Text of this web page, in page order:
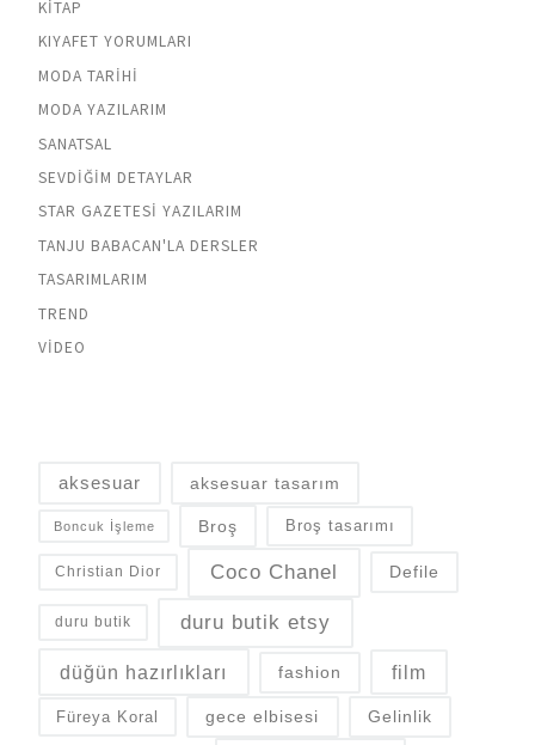
KITAP
KIYAFET YORUMLARI
MODA TARIHI
MODA YAZILARIM
SANATSAL
SEVDIĞIM DETAYLAR
STAR GAZETESI YAZILARIM
TANJU BABACAN'LA DERSLER
TASARIMLARIM
TREND
VIDEO
aksesuar aksesuar tasarım
Boncuk İşleme Broş Broş tasarımı
Christian Dior Coco Chanel Defile
duru butik duru butik etsy
düğün hazırlıkları fashion film
Füreya Koral gece elbisesi Gelinlik